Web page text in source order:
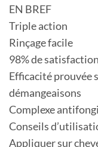
EN BREF
Triple action
Rinçage facile
98% de satisfaction
Efficacité prouvée
démangeaisons
Complexe
Conseils
Appliquer sur